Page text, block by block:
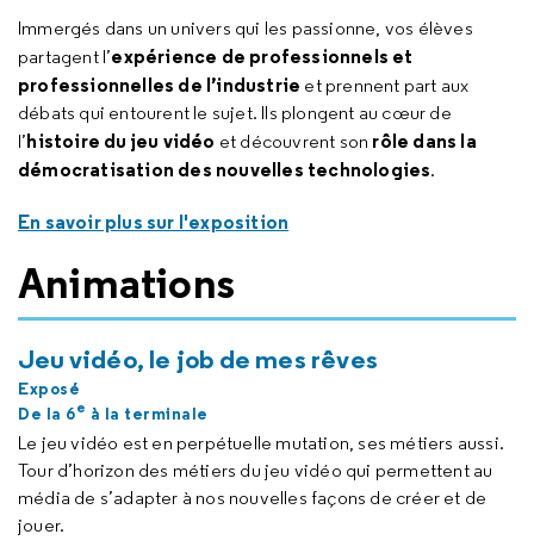
Immergés dans un univers qui les passionne, vos élèves
partagent l’expérience de professionnels et
professionnelles de l’industrie et prennent part aux
débats qui entourent le sujet. Ils plongent au cœur de
l’histoire du jeu vidéo et découvrent son rôle dans la
démocratisation des nouvelles technologies.
En savoir plus sur l'exposition
Animations
Jeu vidéo, le job de mes rêves
Exposé
De la 6e à la terminale
Le jeu vidéo est en perpétuelle mutation, ses métiers aussi.
Tour d’horizon des métiers du jeu vidéo qui permettent au
média de s’adapter à nos nouvelles façons de créer et de
jouer.